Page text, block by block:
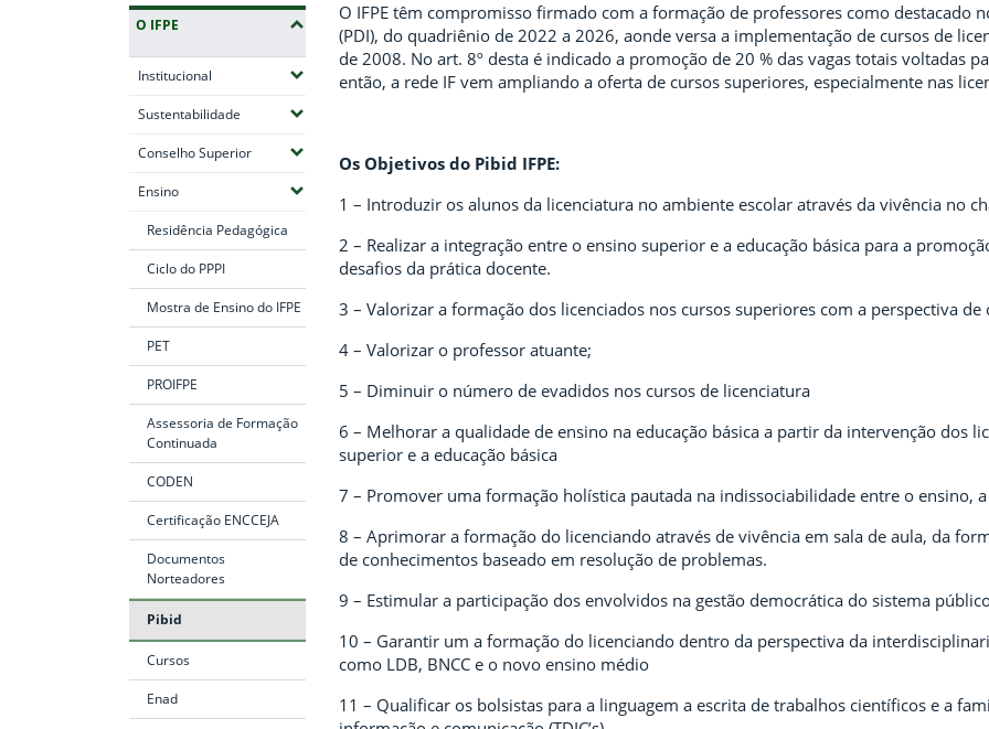
O IFPE
Institucional (Expandir submenus)
Sustentabilidade (Expandir submenus)
Conselho Superior(Expandir submenus)
Ensino(Expandir submenus)
Residência Pedagógica
Ciclo do PPPI
Mostra de Ensino do IFPE
PET
PROIFPE
Assessoria de Formação
Continuada
CODEN
Certificação ENCCEJA
Documentos
Norteadores
Pibid
Cursos
Enad
O IFPE têm compromisso firmado com a formação de professores como destacado
(PDI), do quadriênio de 2022 a 2026, aonde versa a implementação de cursos de
de 2008. No art. 8º desta é indicado a promoção de 20 % das vagas totais voltadas
então, a rede IF vem ampliando a oferta de cursos superiores, especialmente nas
Os Objetivos do Pibid IFPE:
1 – Introduzir os alunos da licenciatura no ambiente escolar através da vivência no
2 – Realizar a integração entre o ensino superior e a educação básica para a
desafios da prática docente.
3 – Valorizar a formação dos licenciados nos cursos superiores com a perspectiva
4 – Valorizar o professor atuante;
5 – Diminuir o número de evadidos nos cursos de licenciatura
6 – Melhorar a qualidade de ensino na educação básica a partir da intervenção dos
superior e a educação básica
7 – Promover uma formação holística pautada na indissociabilidade entre o ensino, a
8 – Aprimorar a formação do licenciando através de vivência em sala de aula, da
de conhecimentos baseado em resolução de problemas.
9 – Estimular a participação dos envolvidos na gestão democrática do sistema
10 – Garantir um a formação do licenciando dentro da perspectiva da
como LDB, BNCC e o novo ensino médio
11 – Qualificar os bolsistas para a linguagem a escrita de trabalhos científicos e a